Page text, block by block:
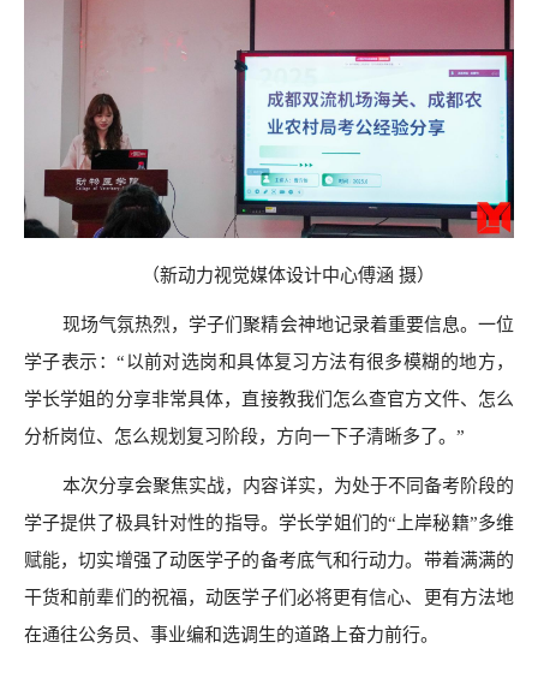
（新动力视觉媒体设计中心傅涵 摄）
现场气氛热烈，学子们聚精会神地记录着重要信息。一位
学子表示：“以前对选岗和具体复习方法有很多模糊的地方，
学长学姐的分享非常具体，直接教我们怎么查官方文件、怎么
分析岗位、怎么规划复习阶段，方向一下子清晰多了。”
本次分享会聚焦实战，内容详实，为处于不同备考阶段的
学子提供了极具针对性的指导。学长学姐们的“上岸秘籍”多维
赋能，切实增强了动医学子的备考底气和行动力。带着满满的
干货和前辈们的祝福，动医学子们必将更有信心、更有方法地
在通往公务员、事业编和选调生的道路上奋力前行。